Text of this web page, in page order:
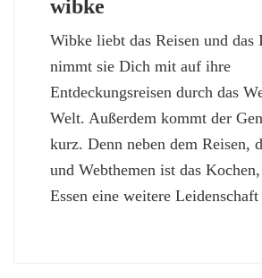
wibke
Wibke liebt das Reisen und das
nimmt sie Dich mit auf ihre
Entdeckungsreisen durch das
Welt. Außerdem kommt der
kurz. Denn neben dem Reisen,
und Webthemen ist das
Essen eine weitere